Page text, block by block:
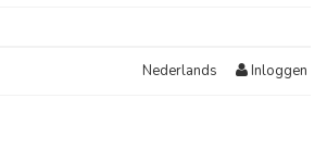
Nederlands Inloggen